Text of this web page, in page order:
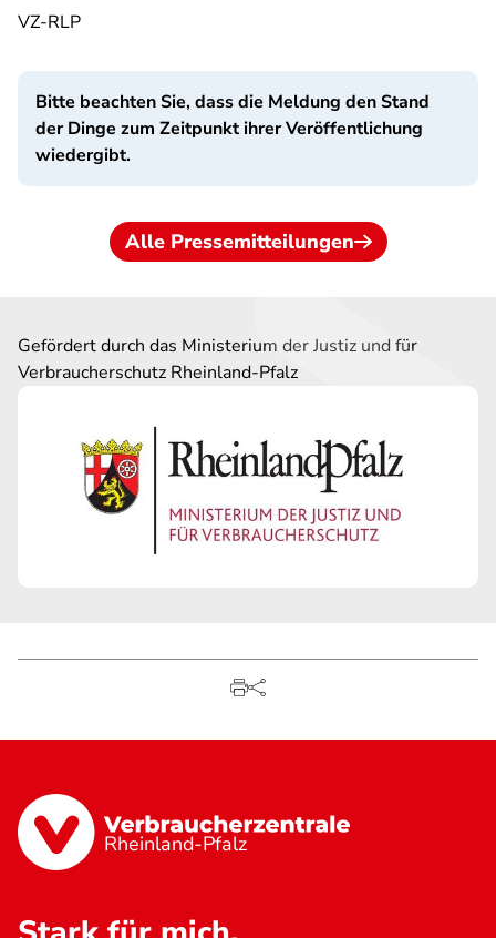
VZ-RLP
Bitte beachten Sie, dass die Meldung den Stand
der Dinge zum Zeitpunkt ihrer Veröffentlichung
wiedergibt.
Alle Pressemitteilungen
Gefördert durch das Ministerium der Justiz und für
Verbraucherschutz Rheinland-Pfalz
Rheinland-Pfalz